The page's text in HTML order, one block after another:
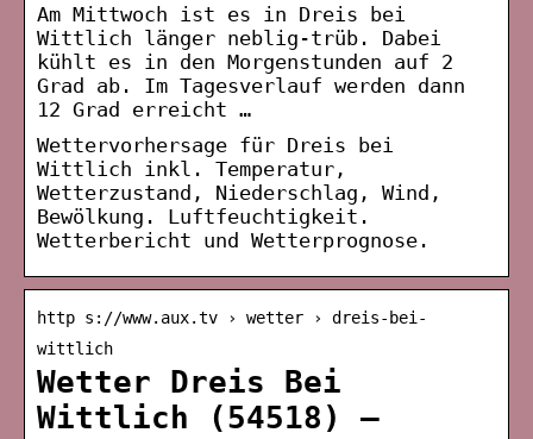
Am Mittwoch ist es in Dreis bei
Wittlich länger neblig-trüb. Dabei
kühlt es in den Morgenstunden auf 2
Grad ab. Im Tagesverlauf werden dann
12 Grad erreicht …
Wettervorhersage für Dreis bei
Wittlich inkl. Temperatur,
Wetterzustand, Niederschlag, Wind,
Bewölkung. Luftfeuchtigkeit.
Wetterbericht und Wetterprognose.
http s://www.aux.tv › wetter › dreis-bei-
wittlich
Wetter Dreis Bei
Wittlich (54518) –